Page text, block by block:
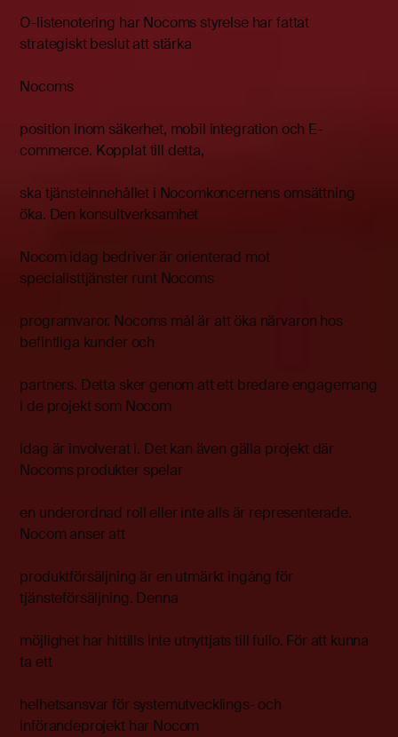
O-listenotering har Nocoms styrelse har fattat
strategiskt beslut att stärka
Nocoms
position inom säkerhet, mobil integration och E-
commerce. Kopplat till detta,
ska tjänsteinnehållet i Nocomkoncernens omsättning
öka. Den konsultverksamhet
Nocom idag bedriver är orienterad mot
specialisttjänster runt Nocoms
programvaror. Nocoms mål är att öka närvaron hos
befintliga kunder och
partners. Detta sker genom att ett bredare engagemang
i de projekt som Nocom
idag är involverat i. Det kan även gälla projekt där
Nocoms produkter spelar
en underordnad roll eller inte alls är representerade.
Nocom anser att
produktförsäljning är en utmärkt ingång för
tjänsteförsäljning. Denna
möjlighet har hittills inte utnyttjats till fullo. För att kunna
ta ett
helhetsansvar för systemutvecklings- och
införandeprojekt har Nocom